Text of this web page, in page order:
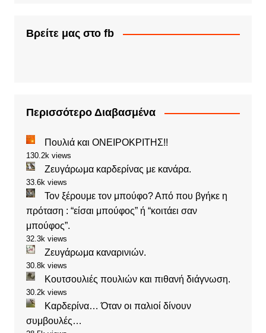
Βρείτε μας στο fb
Περισσότερο Διαβασμένα
Πουλιά και ΟΝΕΙΡΟΚΡΙΤΗΣ!!
130.2k views
Ζευγάρωμα καρδερίνας με κανάρα.
33.6k views
Τον ξέρουμε τον μπούφο? Από που βγήκε η
πρόταση : “είσαι μπούφος” ή “κοιτάει σαν
μπούφος”.
32.3k views
Ζευγάρωμα καναρινιών.
30.8k views
Κουτσουλιές πουλιών και πιθανή διάγνωση.
30.2k views
Καρδερίνα… Όταν οι παλιοί δίνουν
συμβουλές…